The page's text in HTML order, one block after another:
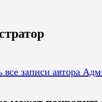
все записи автора